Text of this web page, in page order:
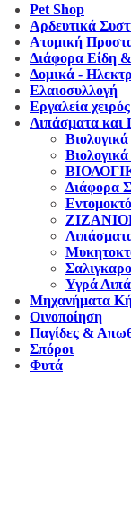
Pet Shop
Αρδευτικά
Ατομική
Διάφορα Είδη
Δομικά -
Ελαιοσυλλογή
Εργαλεία
Λιπάσματα
Διάφορα
Υγρά
Μηχανήματα
Οινοποίηση
Παγίδες &
Σπόροι
Φυτά